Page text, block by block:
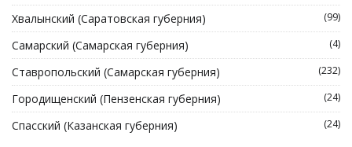
Хвалынский (Саратовская губерния) (99)
Самарский (Самарская губерния) (4)
Ставропольский (Самарская губерния) (232)
Городищенский (Пензенская губерния) (24)
Спасский (Казанская губерния) (24)